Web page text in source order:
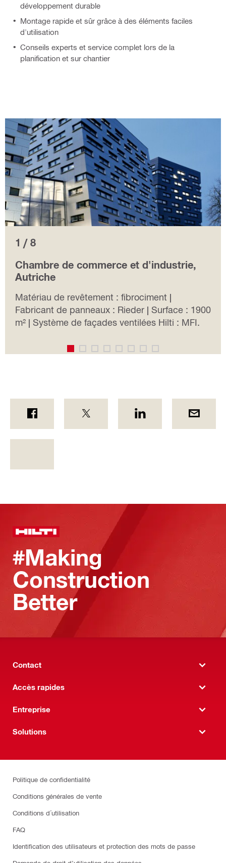
développement durable
Montage rapide et sûr grâce à des éléments faciles
d'utilisation
Conseils experts et service complet lors de la
planification et sur chantier
1 / 8
Chambre de commerce et d'industrie,
Autriche
Matériau de revêtement : fibrociment |
Fabricant de panneaux : Rieder | Surface : 1900
m² | Système de façades ventilées Hilti : MFI.
#Making
Construction
Better
Contact
Accès rapides
Entreprise
Solutions
Politique de confidentialité
Conditions générales de vente
Conditions d´utilisation
FAQ
Identification des utilisateurs et protection des mots de passe